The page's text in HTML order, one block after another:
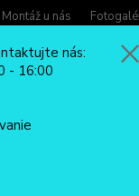
Montáž u nás
Po -
nás:
- 16:00